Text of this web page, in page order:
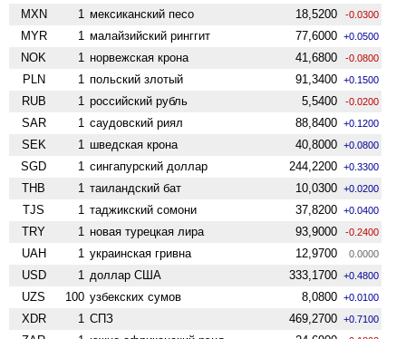
MXN 1 мексиканский песо 18,5200 -0.0300
MYR 1 малайзийский ринггит 77,6000 +0.0500
NOK 1 норвежская крона 41,6800 -0.0800
PLN 1 польский злотый 91,3400 +0.1500
RUB 1 российский рубль 5,5400 -0.0200
SAR 1 саудовский риял 88,8400 +0.1200
SEK 1 шведская крона 40,8000 +0.0800
SGD 1 сингапурский доллар 244,2200 +0.3300
THB 1 таиландский бат 10,0300 +0.0200
TJS 1 таджикский сомони 37,8200 +0.0400
TRY 1 новая турецкая лира 93,9000 -0.2400
UAH 1 украинская гривна 12,9700 0.0000
USD 1 доллар США 333,1700 +0.4800
UZS 100 узбекских сумов 8,0800 +0.0100
XDR 1 СПЗ 469,2700 +0.7100